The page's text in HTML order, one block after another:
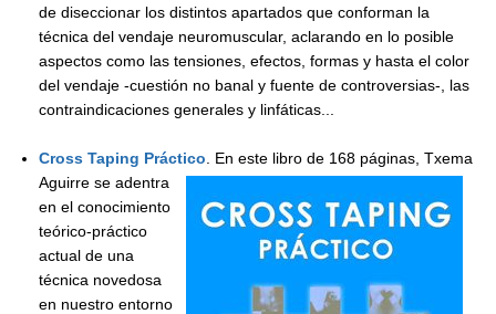
de diseccionar los distintos apartados que conforman la
técnica del vendaje neuromuscular, aclarando en lo posible
aspectos como las tensiones, efectos, formas y hasta el color
del vendaje -cuestión no banal y fuente de controversias-, las
contraindicaciones generales y linfáticas...
Cross Taping Práctico
En este libro de 168 páginas, Txema
Aguirre se adentra
en el conocimiento
teórico-práctico
actual de una
técnica novedosa
en nuestro entorno